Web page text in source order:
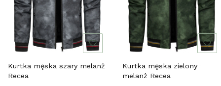
Kurtka męska szary melanż
Recea
Kurtka męska zielony
melanż Recea